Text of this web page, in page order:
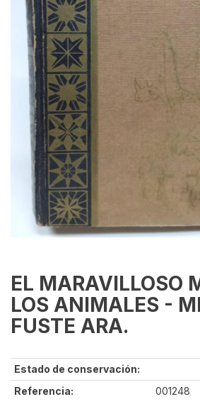
EL MARAVILLOSO
LOS ANIMALES -
FUSTE ARA.
Estado de conservación:
Referencia:
001248